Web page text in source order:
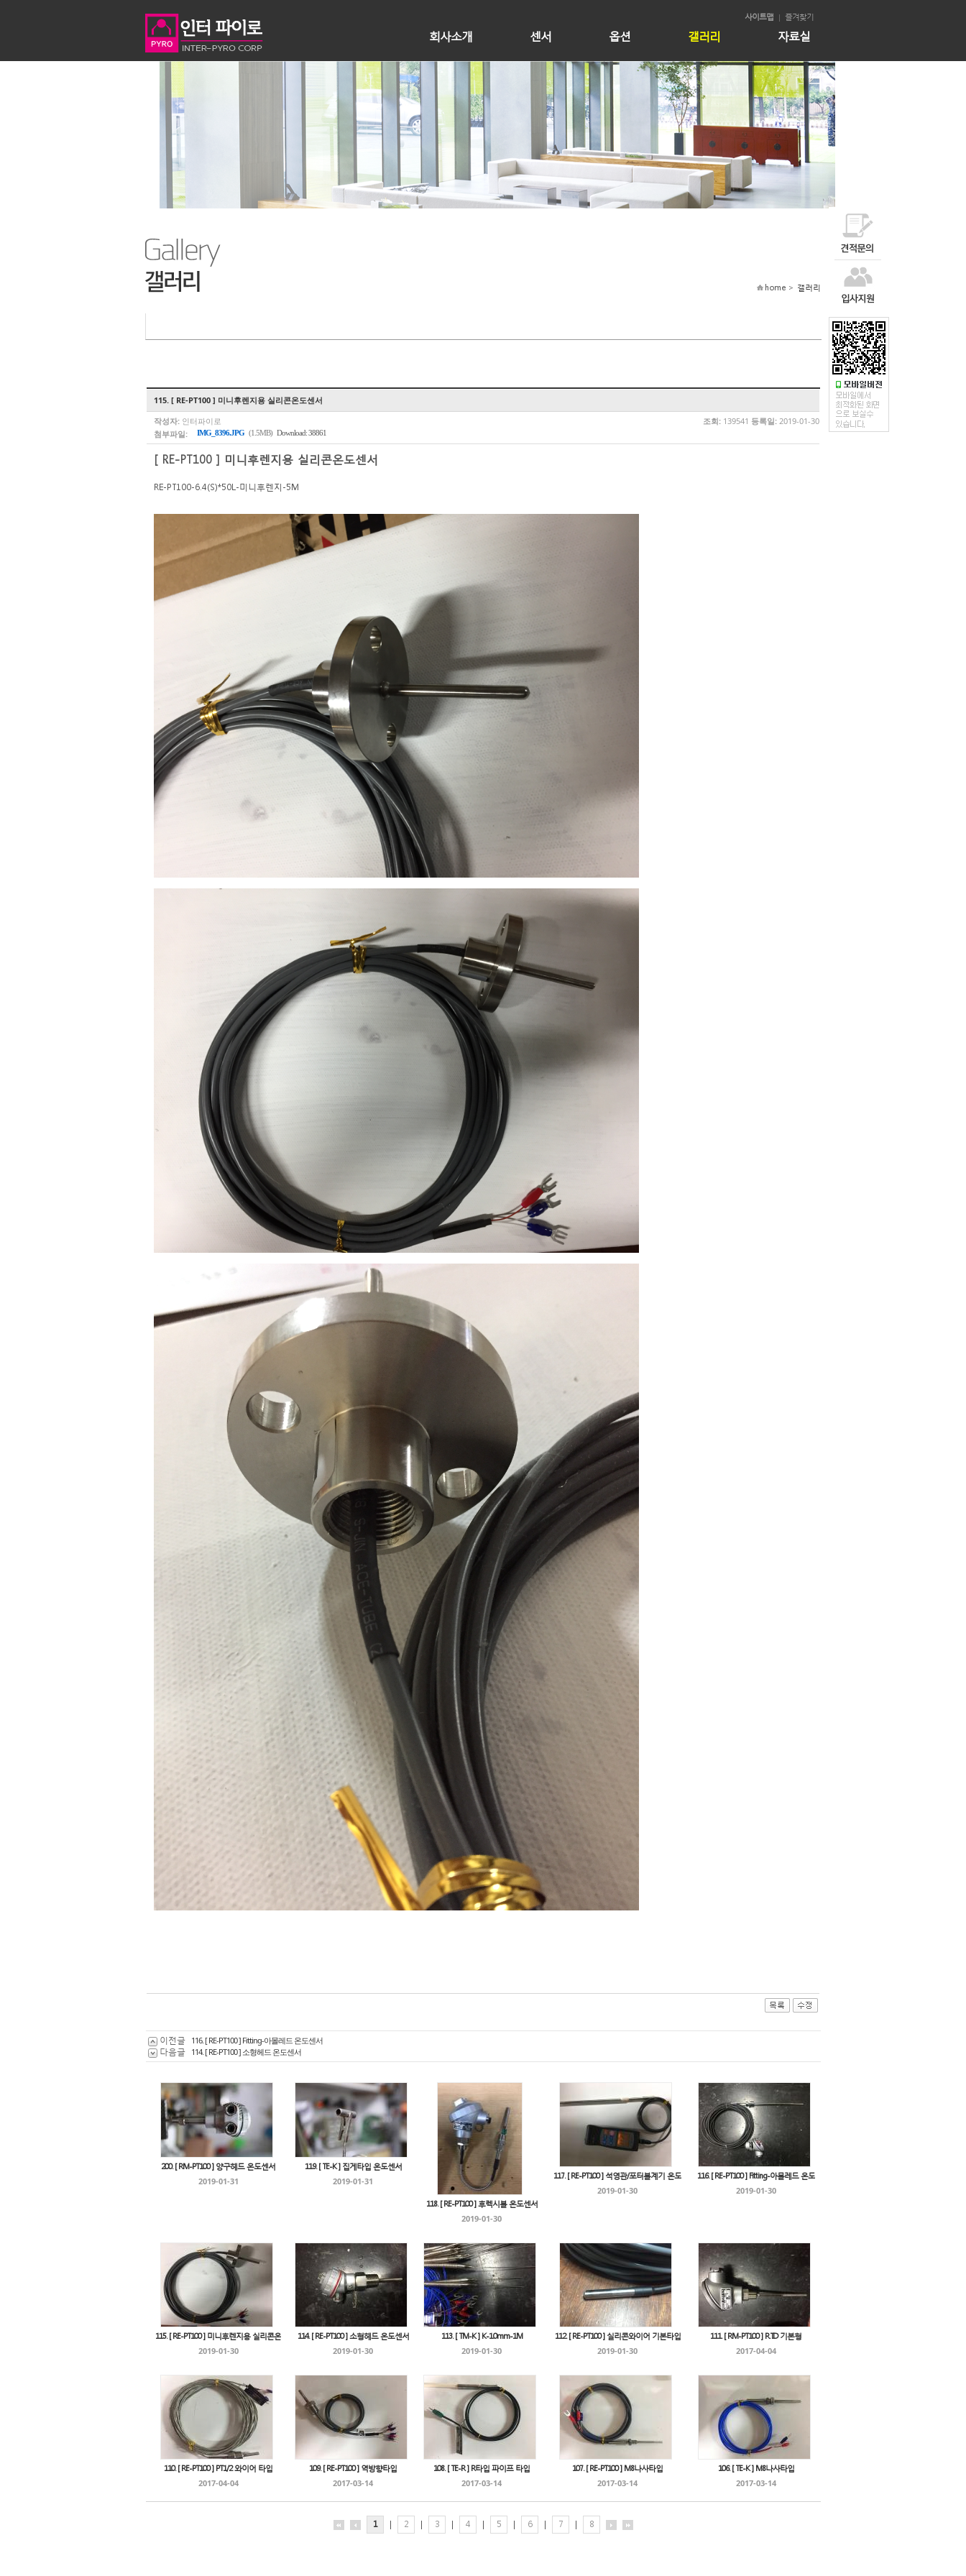
사이트맵 즐겨찾기
회사소개 센서 옵션 갤러리 자료실
home > 갤러리
115. [ RE-PT100 ] 미니후렌지용 실리콘온도센서
작성자: 인터파이로 조회: 139541 등록일: 2019-01-30
첨부파일:
IMG_8396.JPG (1.5MB) Download: 38861
[ RE-PT100 ] 미니후렌지용 실리콘온도센서
​RE-PT100-6.4(S)*50L-미니후렌지-5M
이전글 116. [ RE-PT100 ] Fitting-아몰레드 온도센서
다음글 114. [ RE-PT100 ] 소형헤드 온도센서
200. [ RM-PT100 ] 양구헤드 온도센서
2019-01-31
119. [ TE-K ] 집게타입 온도센서
2019-01-31
118. [ RE-PT100 ] 후렉시블 온도센서
2019-01-30
117. [ RE-PT100 ] 석영관/포터블계기 온도
2019-01-30
116. [ RE-PT100 ] Fitting-아몰레드 온도
2019-01-30
115. [ RE-PT100 ] 미니후렌지용 실리콘온
2019-01-30
114. [ RE-PT100 ] 소형헤드 온도센서
2019-01-30
113. [ TM-K ] K-1.0mm-1M
2019-01-30
112. [ RE-PT100 ] 실리콘와이어 기본타입
2019-01-30
111. [ RM-PT100 ] R.T.D 기본형
2017-04-04
110. [ RE-PT100 ] PT1/2 와이어 타입
2017-04-04
109. [ RE-PT100 ] 역방향타입
2017-03-14
108. [ TE-R ] R타입 파이프 타입
2017-03-14
107. [ RE-PT100 ] M8나사타입
2017-03-14
106. [ TE-K ] M8나사타입
2017-03-14
1 | 2 | 3 | 4 | 5 | 6 | 7 | 8